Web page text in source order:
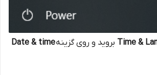
Time & بروید و روی گزینهDate & time